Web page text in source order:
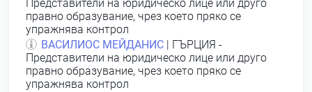
Представители на юридическо лице или друго
правно образувание, чрез което пряко се
упражнява контрол
ВАСИЛИОС МЕЙДАНИС | ГЪРЦИЯ -
Представители на юридическо лице или друго
правно образувание, чрез което пряко се
упражнява контрол